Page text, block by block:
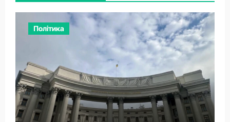
Політика